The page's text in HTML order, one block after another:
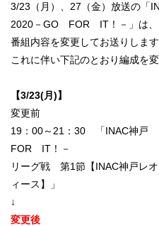
3/23（月）、27（金）放送の
2020－GO FOR IT！－」は、
番組内容を変更してお送りします
これに伴い下記のとおり編成を
【3/23(月)】
変更前
19：00～21：30 「INAC神
FOR IT！－
リーグ戦 第1節【INAC神戸レ
ィース】」
↓
変更後